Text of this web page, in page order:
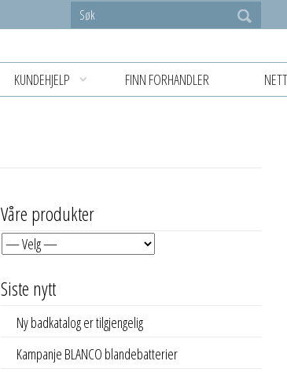
KUNDEHJELP FINN FORHANDLER
Våre produkter
Siste nytt
Ny badkatalog er tilgjengelig
Kampanje BLANCO blandebatterier